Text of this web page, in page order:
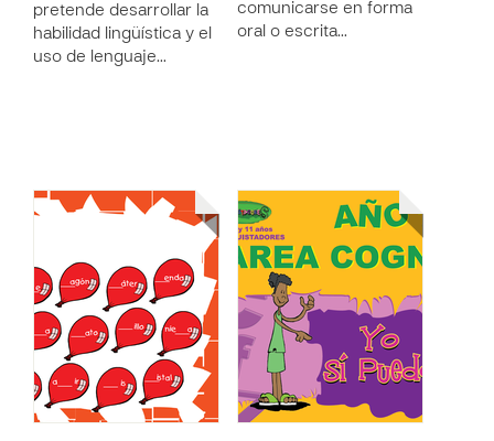
pretende desarrollar la
habilidad lingüística y el
uso de lenguaje…
comunicarse en forma
oral o escrita…